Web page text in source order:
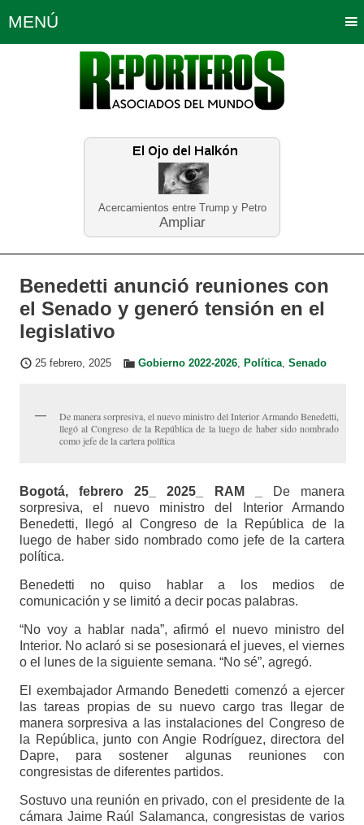
Acercamientos entre Trump y Petro
Ampliar
MENÚ
Política Opinión Bogotá
Planeta Tierra Deportes
Educación Neira
Benedetti anunció reuniones con
el Senado y generó tensión en el
legislativo
25 febrero, 2025 Gobierno 2022-2026, Política, Senado
De manera sorpresiva, el nuevo ministro del Interior Armando Benedetti,
llegó al Congreso de la República de la luego de haber sido nombrado
como jefe de la cartera política
Bogotá, febrero 25_ 2025_ RAM _
De manera
sorpresiva, el nuevo ministro del Interior Armando
Benedetti, llegó al Congreso de la República de la
luego de haber sido nombrado como jefe de la cartera
política.
Benedetti no quiso hablar a los medios de
comunicación y se limitó a decir pocas palabras.
“No voy a hablar nada”, afirmó el nuevo ministro del
Interior. No aclaró si se posesionará el jueves, el viernes
o el lunes de la siguiente semana. “No sé”, agregó.
El exembajador Armando Benedetti comenzó a ejercer
las tareas propias de su nuevo cargo tras llegar de
manera sorpresiva a las instalaciones del Congreso de
la República, junto con Angie Rodríguez, directora del
Dapre, para sostener algunas reuniones con
congresistas de diferentes partidos.
Sostuvo una reunión en privado, con el presidente de la
cámara Jaime Raúl Salamanca, congresistas de varios